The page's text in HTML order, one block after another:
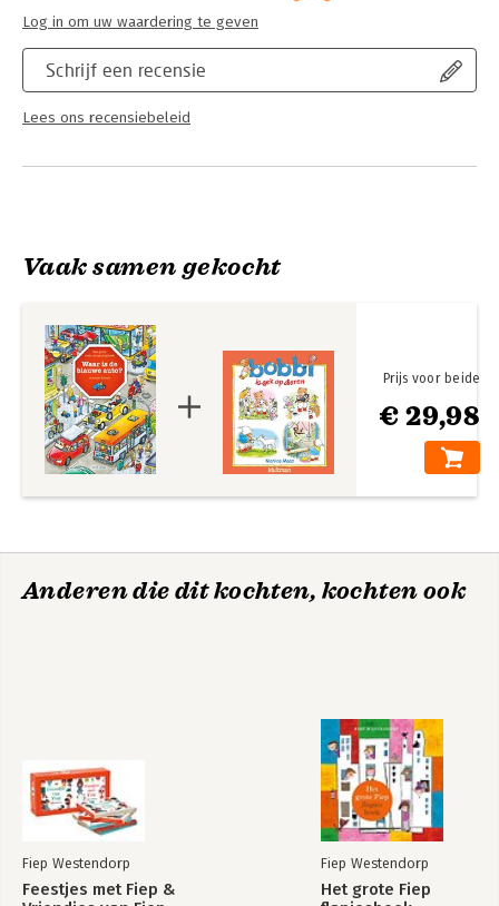
Schrijf een recensie
Lees ons recensiebeleid
Log in om uw waardering te geven
Vaak samen gekocht
€ 29,98
Prijs voor beide
Anderen die dit kochten, kochten ook
Fiep Westendorp
Feestjes met Fiep &
Fiep Westendorp
Het grote Fiep